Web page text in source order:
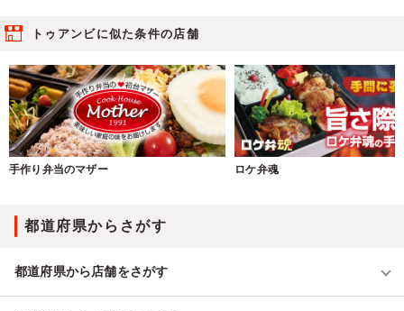
トゥアンビに似た条件の店舗
手作り弁当のマザー ロケ弁魂
都道府県からさがす
都道府県から店舗をさがす